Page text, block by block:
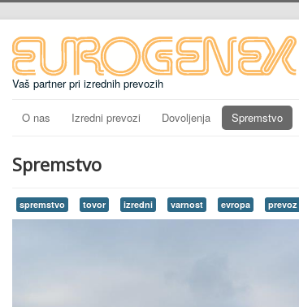
Vaš partner pri izrednih prevozih
O nas Izredni prevozi Dovoljenja Spremstvo
Spremstvo
spremstvo tovor izredni varnost evropa prevoz